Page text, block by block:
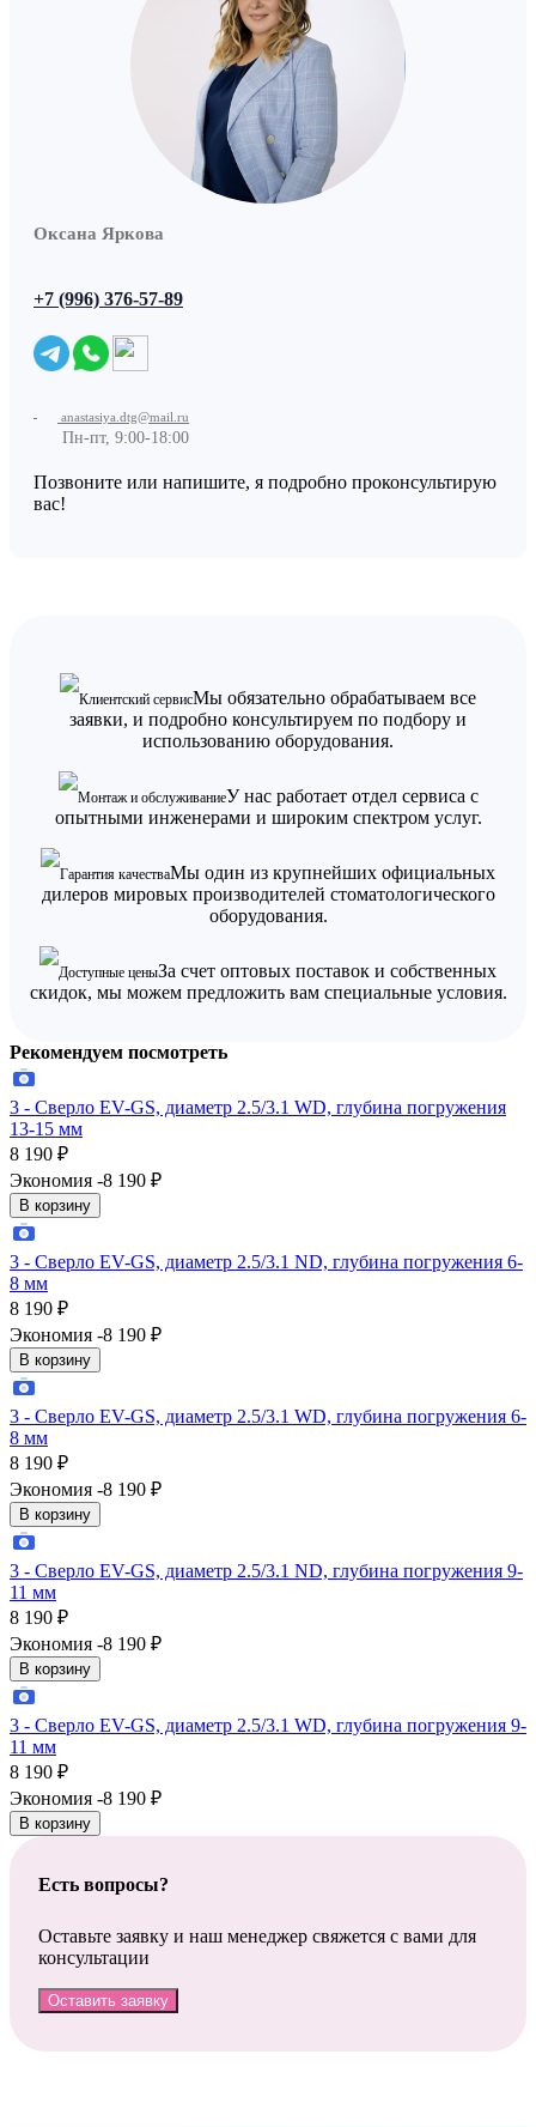
Оксана Яркова
+7 (996) 376-57-89
anastasiya.dtg@mail.ru
Пн-пт, 9:00-18:00
Позвоните или напишите, я подробно проконсультирую
вас!
Клиентский сервисМы обязательно обрабатываем все
заявки, и подробно консультируем по подбору и
использованию оборудования.
Монтаж и обслуживаниеУ нас работает отдел сервиса с
опытными инженерами и широким спектром услуг.
Гарантия качестваМы один из крупнейших официальных
дилеров мировых производителей стоматологического
оборудования.
Доступные ценыЗа счет оптовых поставок и собственных
скидок, мы можем предложить вам специальные условия.
Рекомендуем посмотреть
3 - Сверло EV-GS, диаметр 2.5/3.1 WD, глубина погружения
13-15 мм
8 190 ₽
Экономия -8 190 ₽
В корзину
3 - Сверло EV-GS, диаметр 2.5/3.1 ND, глубина погружения 6-
8 мм
8 190 ₽
Экономия -8 190 ₽
В корзину
3 - Сверло EV-GS, диаметр 2.5/3.1 WD, глубина погружения 6-
8 мм
8 190 ₽
Экономия -8 190 ₽
В корзину
3 - Сверло EV-GS, диаметр 2.5/3.1 ND, глубина погружения 9-
11 мм
8 190 ₽
Экономия -8 190 ₽
В корзину
3 - Сверло EV-GS, диаметр 2.5/3.1 WD, глубина погружения 9-
11 мм
8 190 ₽
Экономия -8 190 ₽
В корзину
Есть вопросы?
Оставьте заявку и наш менеджер свяжется с вами для
консультации
Оставить заявку